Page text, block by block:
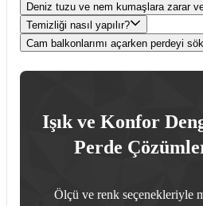
Deniz tuzu ve nem kumaşlara zarar
Temizliği nasıl yapılır?
Cam balkonlarımı açarken perdeyi
Işık ve Konfor
Perde
Ölçü ve renk seçenekleriyle